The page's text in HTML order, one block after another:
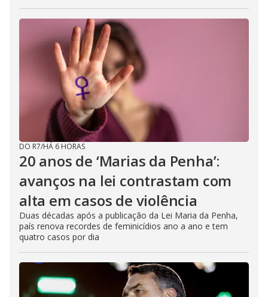
DO R7/HÁ 6 HORAS
20 anos de ‘Marias da Penha’:
avanços na lei contrastam com
alta em casos de violência
Duas décadas após a publicação da Lei Maria da Penha,
país renova recordes de feminicídios ano a ano e tem
quatro casos por dia